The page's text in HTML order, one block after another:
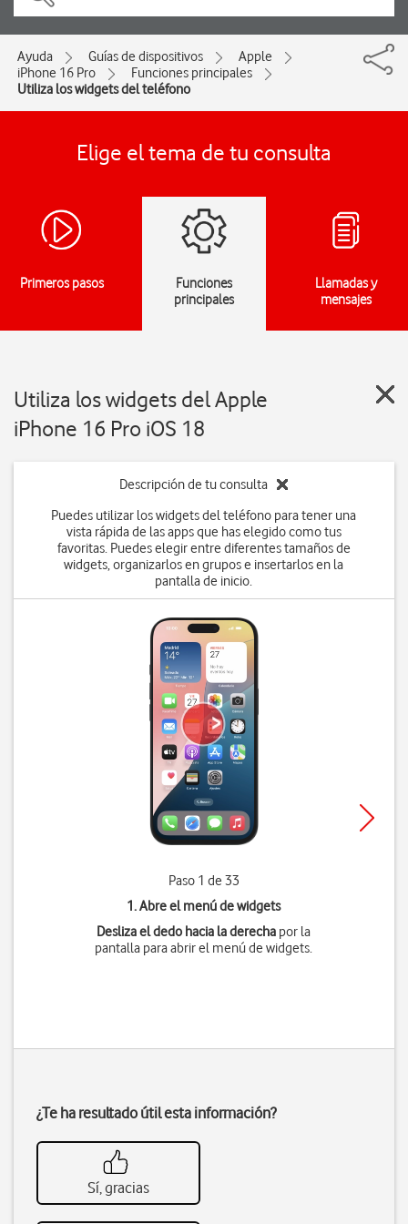
Ayuda Guías de dispositivos
Apple
iPhone 16 Pro
Funciones principales
Utiliza los widgets del teléfono
Elige el tema de tu consulta
Primeros pasos
Funciones
principales
Llamadas y
mensajes
Utiliza los widgets del Apple
iPhone 16 Pro iOS 18
Descripción de tu consulta
Puedes utilizar los widgets del teléfono para tener una
vista rápida de las apps que has elegido como tus
favoritas. Puedes elegir entre diferentes tamaños de
widgets, organizarlos en grupos e insertarlos en la
pantalla de inicio.
Paso 1 de 33
1. Abre el menú de widgets
Desliza el dedo hacia la derecha por la
pantalla para abrir el menú de widgets.
¿Te ha resultado útil esta información?
Sí, gracias